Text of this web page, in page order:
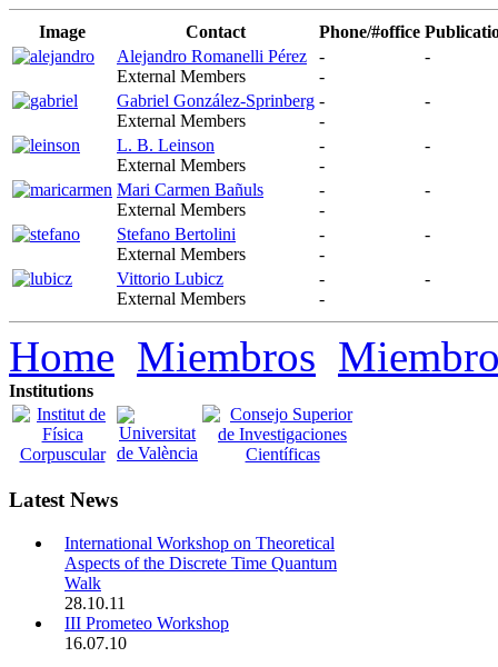
Image Contact Phone/#office
Alejandro Romanelli Pérez
External Members
-
-
-
Gabriel González-Sprinberg
External Members
-
-
-
L. B. Leinson
External Members
-
-
-
Mari Carmen Bañuls
External Members
-
-
-
Stefano Bertolini
External Members
-
-
-
Vittorio Lubicz
External Members
-
-
-
Home Miembros
Institutions
Latest News
International Workshop on Theoretical
Aspects of the Discrete Time Quantum
Walk
28.10.11
III Prometeo Workshop
16.07.10